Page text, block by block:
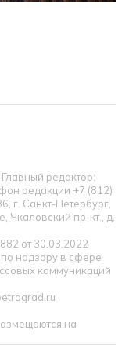
редактор:
редакции +7 (812)
г. Санкт-Петербург,
Чкаловский пр-кт., д.
от 30.03.2022
надзору в сфере
коммуникаций
на